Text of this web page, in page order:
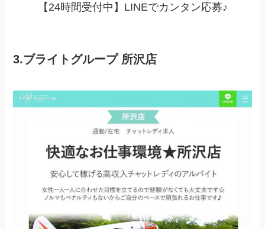
【24時間受付中】LINEでカンタン応募♪
3.ブライトグループ 所沢店